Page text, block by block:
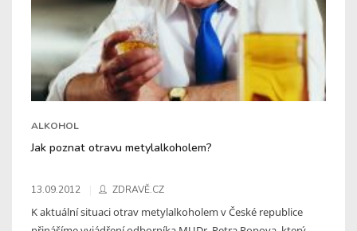
ALKOHOL
Jak poznat otravu metylalkoholem?
13.09.2012 ZDRAVĚ.CZ
K aktuální situaci otrav metylalkoholem v České republice